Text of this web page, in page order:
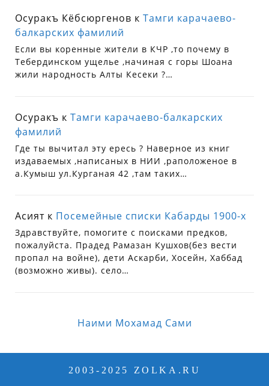
Осуракъ Кёбсюргенов кТамги карачаево-
балкарских фамилий
Если вы коренные жители в КЧР ,то почему в
Тебердинском ущелье ,начиная с горы Шоана
жили народность Алты Кесеки ?…
Осуракъ кТамги карачаево-балкарских
фамилий
Где ты вычитал эту ересь ? Наверное из книг
издаваемых ,написаных в НИИ ,раположеное в
а.Кумыш ул.Курганая 42 ,там таких…
Асият к Посемейные списки Кабарды 1900-х
Здравствуйте, помогите с поисками предков,
пожалуйста. Прадед Рамазан Кушхов(без вести
пропал на войне), дети Аскарби, Хосейн, Хаббад
(возможно живы). село…
Наими Мохамад Сами
2003-2025 ZOLKA.RU